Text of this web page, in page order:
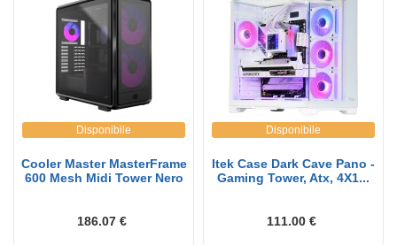
Disponibile
Cooler Master MasterFrame
600 Mesh Midi Tower Nero
186.07 €
Disponibile
Itek Case Dark Cave Pano -
Gaming Tower, Atx, 4X1...
111.00 €